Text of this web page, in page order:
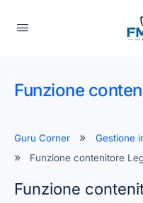
Funzione
Guru Corner Gestione
Funzione contenitore
Funzione